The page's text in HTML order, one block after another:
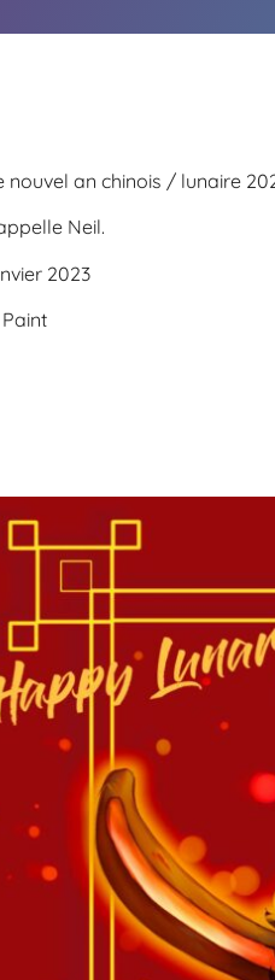
an chinois / lunaire
Neil.
2023